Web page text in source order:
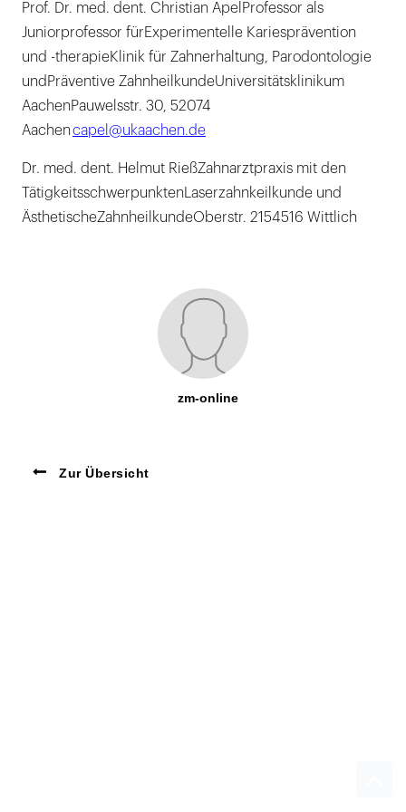
Prof. Dr. med. dent. Christian ApelProfessor als
Juniorprofessor fürExperimentelle Kariesprävention
und -therapieKlinik für Zahnerhaltung, Parodontologie
undPräventive ZahnheilkundeUniversitätsklinikum
AachenPauwelsstr. 30, 52074
Aachencapel@ukaachen.de
Dr. med. dent. Helmut RießZahnarztpraxis mit den
TätigkeitsschwerpunktenLaserzahnkeilkunde und
ÄsthetischeZahnheilkundeOberstr. 2154516 Wittlich
zm-online
Zur Übersicht